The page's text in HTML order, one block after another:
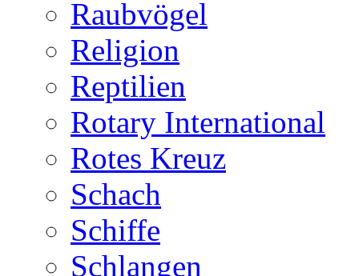
Raubvögel
Religion
Reptilien
Rotary International
Rotes Kreuz
Schach
Schiffe
Schlangen